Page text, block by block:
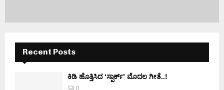
Recent Posts
ಕಿಡಿ‌‌ ಹೊತ್ತಿಸಿದ ‘ಸ್ಪಾರ್ಕ್’ ಮೊದಲ‌ ಗೀತೆ..!
0